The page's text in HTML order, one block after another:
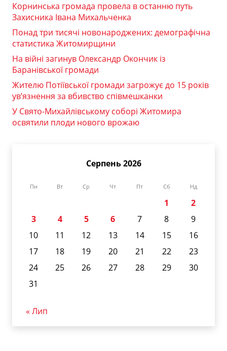
Корнинська громада провела в останню путь
Захисника Івана Михальченка
Понад три тисячі новонароджених: демографічна
статистика Житомирщини
На війні загинув Олександр Окончик із
Баранівської громади
Жителю Потіївської громади загрожує до 15 років
ув’язнення за вбивство співмешканки
У Свято-Михайлівському соборі Житомира
освятили плоди нового врожаю
Серпень 2026
Пн Вт Ср Чт Пт Сб Нд
1
2
3
4 5 6 7 8
9
10
11 12 13 14 15
16
17
18 19 20 21 22
23
24
25 26 27 28 29
30
31
« Лип